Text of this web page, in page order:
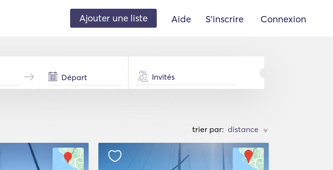
Ajouter une liste Aide S'inscrire Connexion
Invités
trier par: >